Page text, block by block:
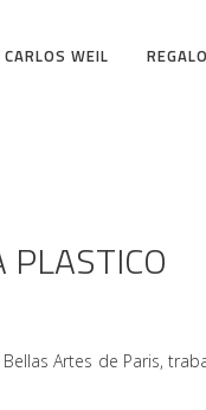
CARLOS WEIL
PLASTICO
Bellas Artes de Paris,